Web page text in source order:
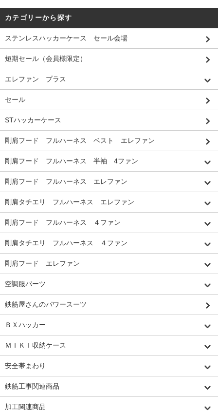
カテゴリーから探す
ステンレスハッカーケース セール会場
短期セール（会員様限定）
エレファン プラス
セール
STハッカーケース
剛肩フード フルハーネス ベスト エレファン
剛肩フード フルハーネス 半袖 4ファン
剛肩フード フルハーネス エレファン
剛肩タチエリ フルハーネス エレファン
剛肩フード フルハーネス ４ファン
剛肩タチエリ フルハーネス ４ファン
剛肩フード エレファン
空調服パーツ
鉄筋屋さんのパワースーツ
ＢＸハッカー
ＭＩＫＩ収納ケース
安全帯まわり
鉄筋工事関連商品
加工関連商品